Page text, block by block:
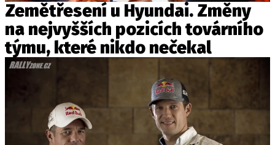
Zemětřesení u Hyundai. Změny
na nejvyšších pozicích továrního
týmu, které nikdo nečekal